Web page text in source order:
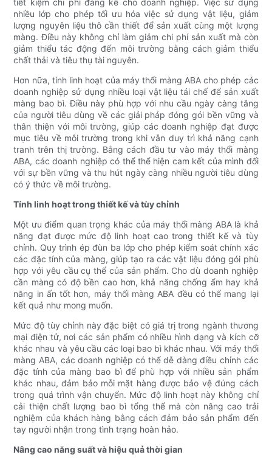
tiết kiệm chi phí đáng kể cho doanh nghiệp. Việc sử dụng
nhiều lớp cho phép tối ưu hóa việc sử dụng vật liệu, giảm
lượng nguyên liệu thô cần thiết để sản xuất cùng một lượng
màng. Điều này không chỉ làm giảm chi phí sản xuất mà còn
giảm thiểu tác động đến môi trường bằng cách giảm thiểu
chất thải và tiêu thụ tài nguyên.
Hơn nữa, tính linh hoạt của máy thổi màng ABA cho phép các
doanh nghiệp sử dụng nhiều loại vật liệu tái chế để sản xuất
màng bao bì. Điều này phù hợp với nhu cầu ngày càng tăng
của người tiêu dùng về các giải pháp đóng gói bền vững và
thân thiện với môi trường, giúp các doanh nghiệp đạt được
mục tiêu về môi trường trong khi vẫn duy trì khả năng cạnh
tranh trên thị trường. Bằng cách đầu tư vào máy thổi màng
ABA, các doanh nghiệp có thể thể hiện cam kết của mình đối
với sự bền vững và thu hút ngày càng nhiều người tiêu dùng
có ý thức về môi trường.
Tính linh hoạt trong thiết kế và tùy chỉnh
Một ưu điểm quan trọng khác của máy thổi màng ABA là khả
năng đạt được mức độ linh hoạt cao trong thiết kế và tùy
chỉnh. Quy trình ép đùn ba lớp cho phép kiểm soát chính xác
các đặc tính của màng, giúp tạo ra các vật liệu đóng gói phù
hợp với yêu cầu cụ thể của sản phẩm. Cho dù doanh nghiệp
cần màng có độ bền cao hơn, khả năng chống ẩm hay khả
năng in ấn tốt hơn, máy thổi màng ABA đều có thể mang lại
kết quả như mong muốn.
Mức độ tùy chỉnh này đặc biệt có giá trị trong ngành thương
mại điện tử, nơi các sản phẩm có nhiều hình dạng và kích cỡ
khác nhau và yêu cầu các loại bao bì khác nhau. Với máy thổi
màng ABA, các doanh nghiệp có thể dễ dàng điều chỉnh các
đặc tính của màng bao bì để phù hợp với nhiều sản phẩm
khác nhau, đảm bảo mỗi mặt hàng được bảo vệ đúng cách
trong quá trình vận chuyển. Mức độ linh hoạt này không chỉ
cải thiện chất lượng bao bì tổng thể mà còn nâng cao trải
nghiệm của khách hàng bằng cách đảm bảo sản phẩm đến
tay người nhận trong tình trạng hoàn hảo.
Nâng cao năng suất và hiệu quả thời gian